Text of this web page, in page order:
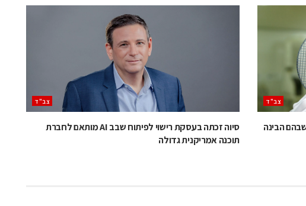
‫צב"ד‬
שבהם הבינה
‫צב"ד‬
סיוה זכתה בעסקת רישוי לפיתוח שבב AI מותאם לחברת
תוכנה אמריקנית גדולה